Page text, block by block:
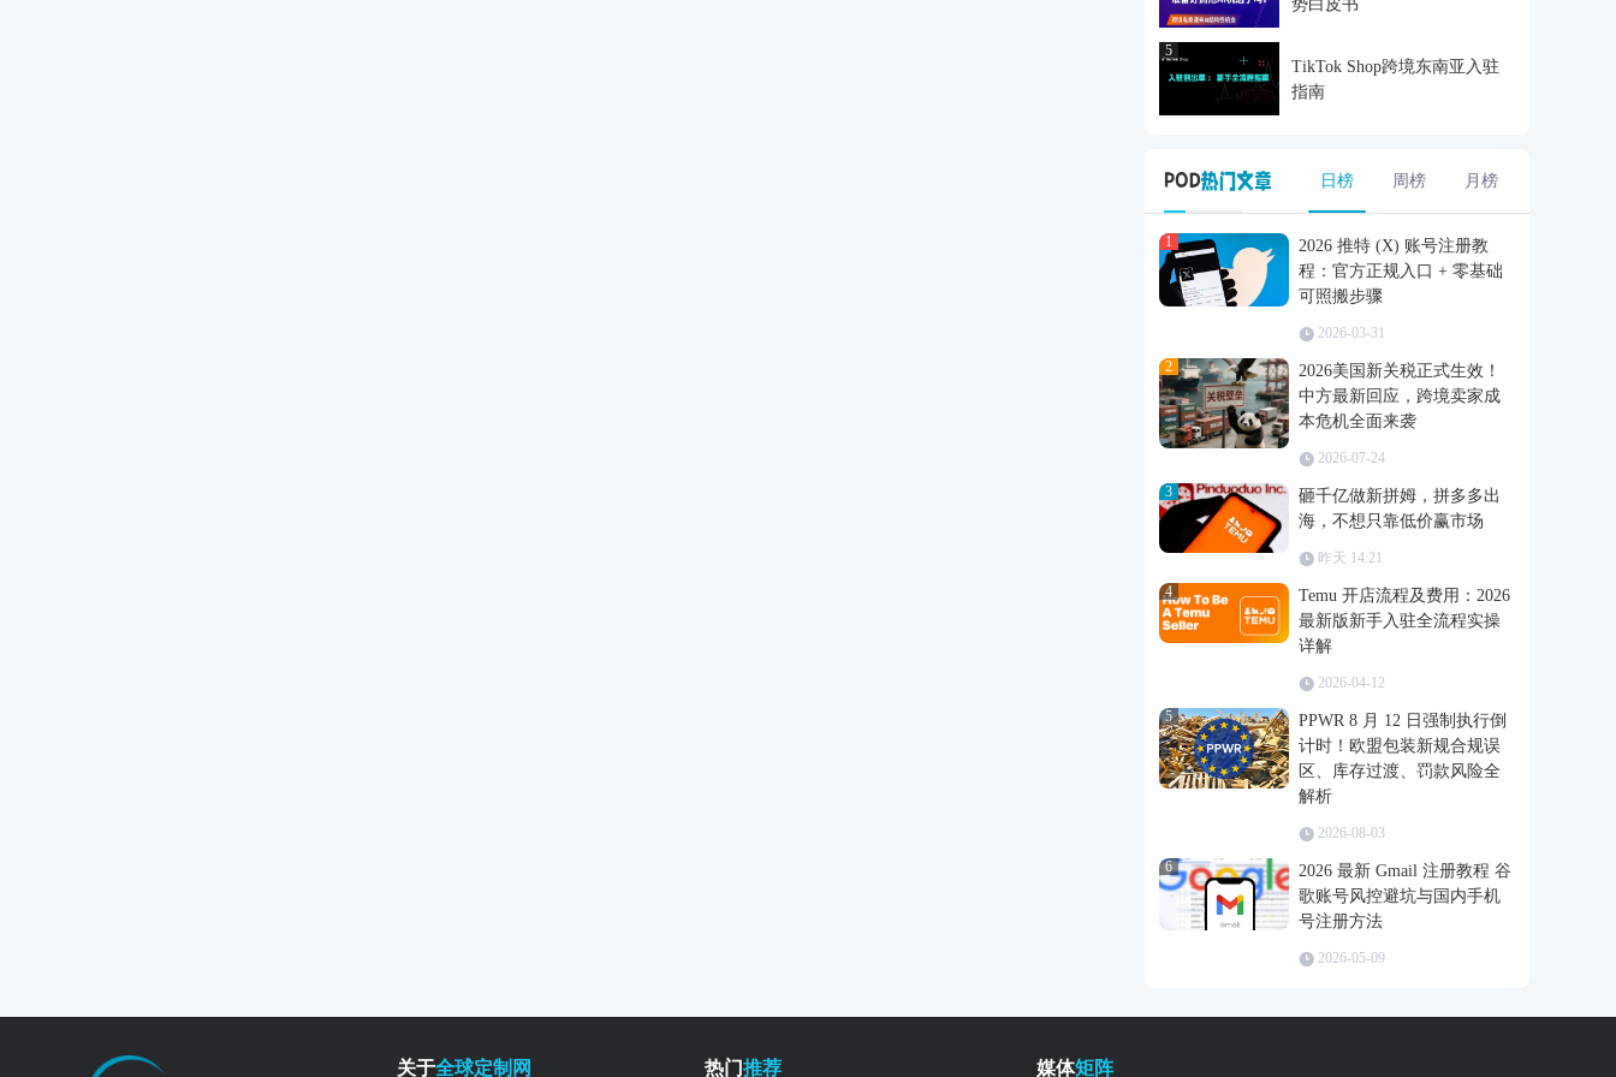
势白皮书
5
TikTok Shop跨境东南亚入驻
指南
日榜 周榜 月榜
1
2026 推特 (X) 账号注册教
程：官方正规入口 + 零基础
可照搬步骤
2026-03-31
2
2026美国新关税正式生效！
中方最新回应，跨境卖家成
本危机全面来袭
2026-07-24
3
砸千亿做新拼姆，拼多多出
海，不想只靠低价赢市场
昨天 14:21
4
Temu 开店流程及费用：2026
最新版新手入驻全流程实操
详解
2026-04-12
5
PPWR 8 月 12 日强制执行倒
计时！欧盟包装新规合规误
区、库存过渡、罚款风险全
解析
2026-08-03
6
2026 最新 Gmail 注册教程 谷
歌账号风控避坑与国内手机
号注册方法
2026-05-09
关于全球定制网 热门推荐 媒体矩阵